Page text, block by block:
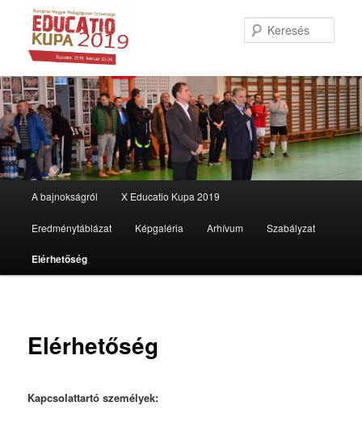
Tovább
az
elsődleges
A bajnokságról X Educatio Kupa 2019
Eredménytáblázat Képgaléria Arhívum Szabályzat
Elérhetőség
Elérhetőség
Kapcsolattartó személyek: